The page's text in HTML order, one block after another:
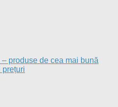
produse de cea mai bună
prețuri